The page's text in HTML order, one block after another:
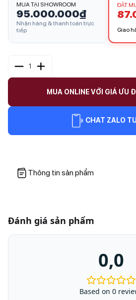
MUA TẠI SHOWROOM
95.000.000₫
Nhận hàng & thanh toán trực
tiếp
ĐẶT
Giao
1
MUA ONLINE VỚI GIÁ ƯU
CHAT ZALO
Thông tin sản phẩm
Đánh giá sản phẩm
0,0
Based on 0